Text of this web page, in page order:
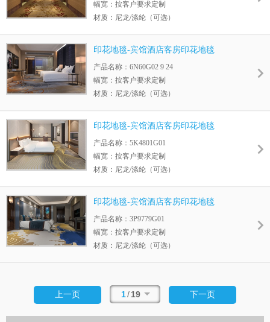
幅宽：按客户要求定制
材质：尼龙/涤纶（可选）
绒重： 按客户要求定制
印花地毯-宾馆酒店客房印花地毯
6N60G02 9 24
产品名称：6N60G02 9 24
幅宽：按客户要求定制
材质：尼龙/涤纶（可选）
绒重： 按客户要求定制
印花地毯-宾馆酒店客房印花地毯
5K4801G01
产品名称：5K4801G01
幅宽：按客户要求定制
材质：尼龙/涤纶（可选）
绒重： 按客户要求定制
印花地毯-宾馆酒店客房印花地毯
3P9779G01
产品名称：3P9779G01
幅宽：按客户要求定制
材质：尼龙/涤纶（可选）
花距：以具体图案为准
上一页 1/19 下一页